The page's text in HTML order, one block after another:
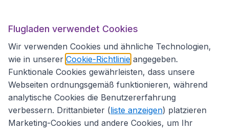
Flugladen.at
Internationale Webseiten
Flugladen verwendet Cookies
Wir verwenden Cookies und ähnliche Technologien,
wie in unserer Cookie-Richtlinie angegeben.
Funktionale Cookies gewährleisten, dass unsere
Webseiten ordnungsgemäß funktionieren, während
analytische Cookies die Benutzererfahrung
verbessern. Drittanbieter (liste anzeigen) platzieren
Marketing-Cookies und andere Cookies, um Ihr